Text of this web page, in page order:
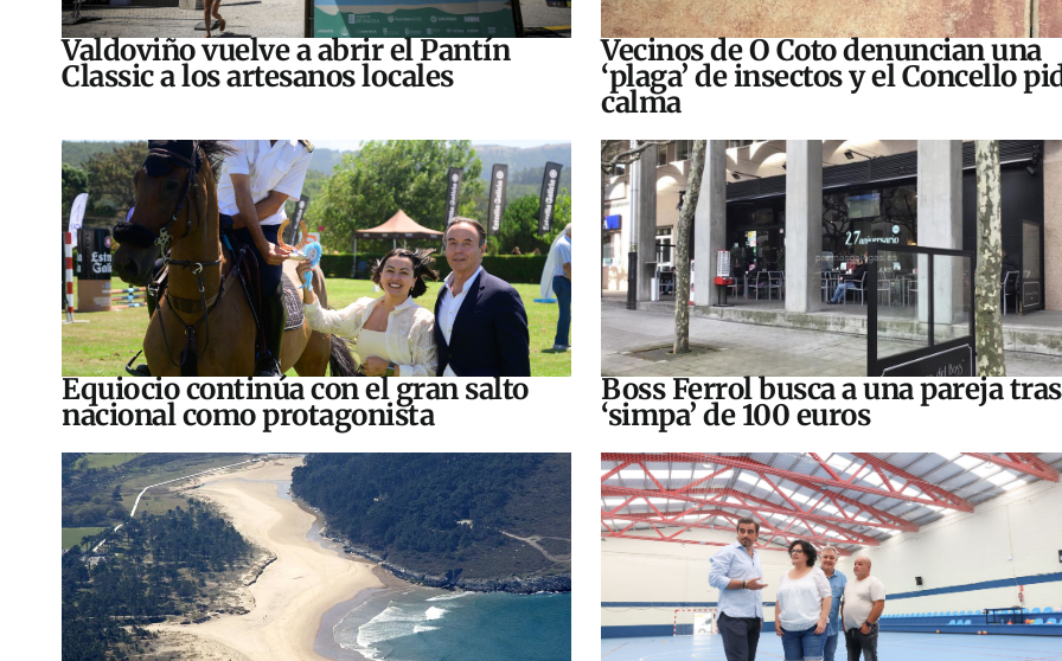
Valdoviño vuelve a abrir el Pantín
Classic a los artesanos locales
Vecinos de O Coto denuncian una
‘plaga’ de insectos y el Concello
calma
Equiocio continúa con el gran salto
nacional como protagonista
Boss Ferrol busca a una pareja
‘simpa’ de 100 euros